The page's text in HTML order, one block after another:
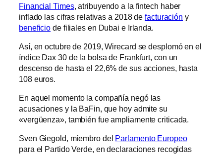
Financial Times, atribuyendo a la fintech haber
inflado las cifras relativas a 2018 defacturación y
beneficio de filiales en Dubai e Irlanda.
Así, en octubre de 2019, Wirecard se desplomó en el
índice Dax 30 de la bolsa de Frankfurt, con un
descenso de hasta el 22,6% de sus acciones, hasta
108 euros.
En aquel momento la compañía negó las
acusaciones y la BaFin, que hoy admite su
«vergüenza», también fue ampliamente criticada.
Sven Giegold, miembro del Parlamento Europeo
para el Partido Verde, en declaraciones recogidas